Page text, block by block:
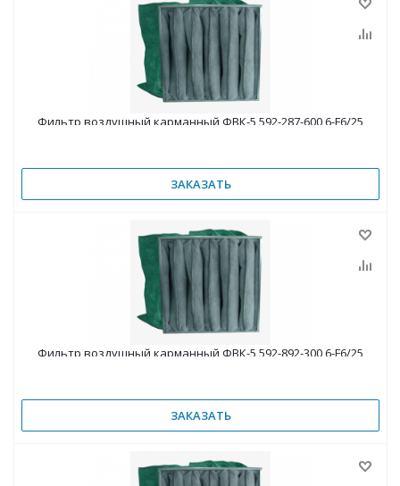
Фильтр воздушный карманный ФВК-5 592-287-600 6-F6/25
ЗАКАЗАТЬ
Фильтр воздушный карманный ФВК-5 592-892-300 6-F6/25
ЗАКАЗАТЬ